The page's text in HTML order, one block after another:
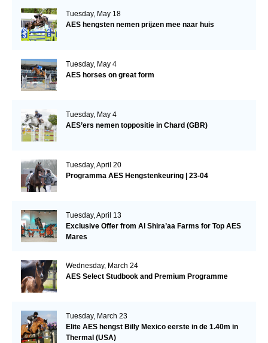
Tuesday, May 18
AES hengsten nemen prijzen mee naar huis
Tuesday, May 4
AES horses on great form
Tuesday, May 4
AES’ers nemen toppositie in Chard (GBR)
Tuesday, April 20
Programma AES Hengstenkeuring | 23-04
Tuesday, April 13
Exclusive Offer from Al Shira’aa Farms for Top AES
Mares
Wednesday, March 24
AES Select Studbook and Premium Programme
Tuesday, March 23
Elite AES hengst Billy Mexico eerste in de 1.40m in
Thermal (USA)